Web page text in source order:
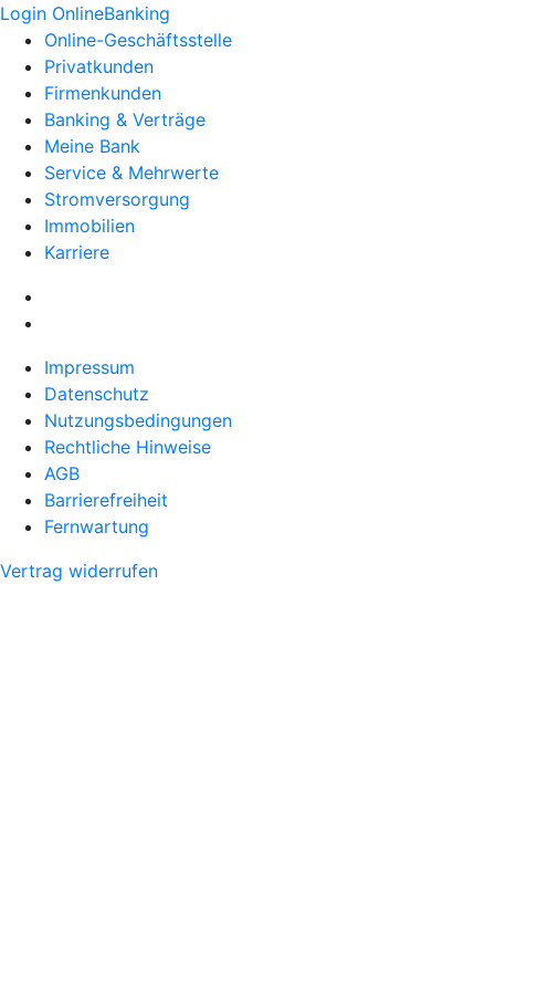
Login OnlineBanking
Online-Geschäftsstelle
Privatkunden
Firmenkunden
Banking & Verträge
Meine Bank
Service & Mehrwerte
Stromversorgung
Immobilien
Karriere
Impressum
Datenschutz
Nutzungsbedingungen
Rechtliche Hinweise
AGB
Barrierefreiheit
Fernwartung
Vertrag widerrufen